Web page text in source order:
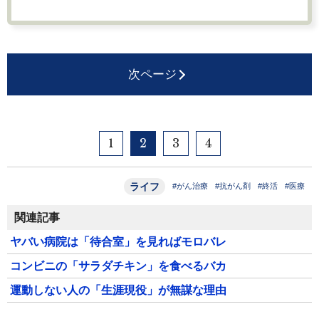
次ページ
1 2 3 4
ライフ #がん治療 #抗がん剤 #終活 #医療
関連記事
ヤバい病院は「待合室」を見ればモロバレ
コンビニの「サラダチキン」を食べるバカ
運動しない人の「生涯現役」が無謀な理由